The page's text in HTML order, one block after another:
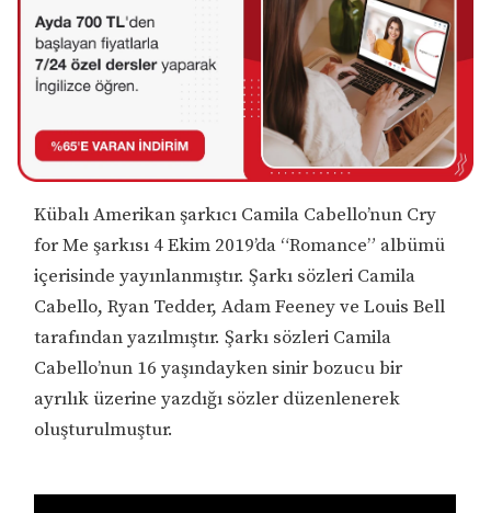
Kübalı Amerikan şarkıcı Camila Cabello’nun Cry
for Me şarkısı 4 Ekim 2019’da “Romance” albümü
içerisinde yayınlanmıştır. Şarkı sözleri Camila
Cabello, Ryan Tedder, Adam Feeney ve Louis Bell
tarafından yazılmıştır. Şarkı sözleri Camila
Cabello’nun 16 yaşındayken sinir bozucu bir
ayrılık üzerine yazdığı sözler düzenlenerek
oluşturulmuştur.